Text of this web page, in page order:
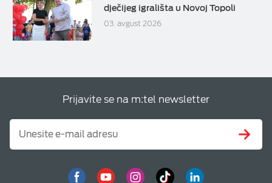
dječijeg igrališta u Novoj Topoli
03. avgust 2026
Prijavite se na m:tel newsletter